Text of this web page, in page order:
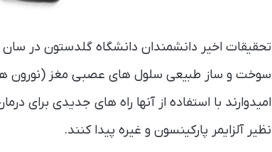
تحقیقات اخیر دانشمندان دانشگاه گلدستون در سان
سوخت و ساز طبیعی سلول های عصبی مغز (نورون
امیدوارند با استفاده از آنها راه های جدیدی برای
نظیر آلزایمر پارکینسون و غیره پیدا کنند.